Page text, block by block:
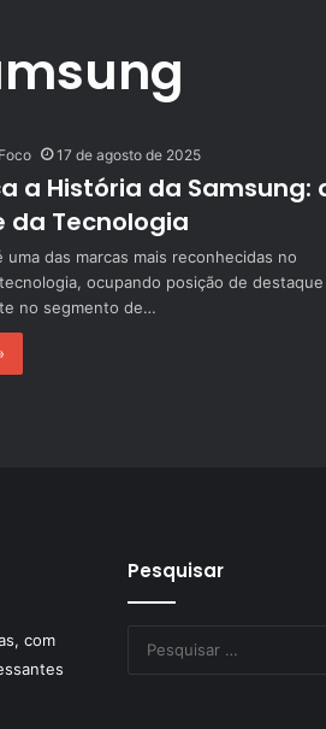
17 de agosto de 2025
a História da Samsung:
da Tecnologia
uma das marcas mais reconhecidas no
ocupando posição de destaque
no segmento de…
com
Pesquisar